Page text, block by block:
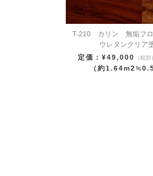
T-210 カリン 無垢フ
ウレタンクリア
定価：¥49,000
（税別）
（約1.64m2≒0.5